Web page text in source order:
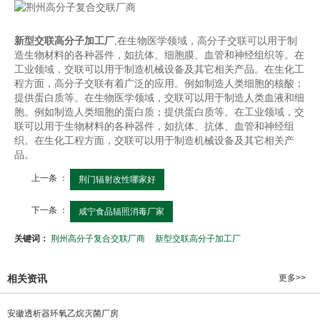
新型交联高分子加工厂,在生物医学领域，高分子交联可以用于制
造生物材料的各种器件，如抗体、细胞膜、血管和神经组织等。在
工业领域，交联可以用于制造机械设备及其它相关产品。在生化工
程方面，高分子交联有着广泛的应用。例如制造人类细胞的核酸；
提供蛋白质等。在生物医学领域，交联可以用于制造人类血液和细
胞。例如制造人类细胞的蛋白质；提供蛋白质等。在工业领域，交
联可以用于生物材料的各种器件，如抗体、抗体、血管和神经组
织。在生化工程方面，交联可以用于制造机械设备及其它相关产
品。
上一条 ： 荆门辐射改性哪家好
下一条 ： 咸宁食品辐照消毒厂家
关键词： 荆州高分子复合交联厂商 新型交联高分子加工厂
相关资讯 更多>>
安徽透析器环氧乙烷灭菌厂房